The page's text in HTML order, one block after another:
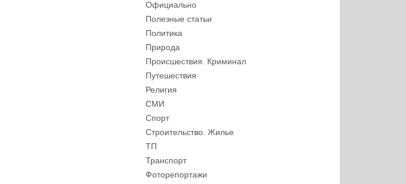
Официально
Полезные статьи
Политика
Природа
Происшествия. Криминал
Путешествия
Религия
СМИ
Спорт
Строительство. Жилье
ТП
Транспорт
Фоторепортажи